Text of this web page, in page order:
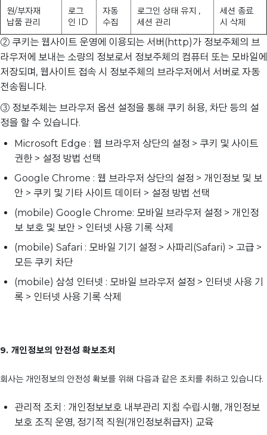
원/부자재
납품 관리
로그
인 ID
자동
수집
로그인 상태 유지 ,
세션 관리
세션 종료
시 삭제
② 쿠키는 웹사이트 운영에 이용되는 서버(http)가 정보주체의 브
라우저에 보내는 소량의 정보로서 정보주체의 컴퓨터 또는 모바일에
저장되며, 웹사이트 접속 시 정보주체의 브라우저에서 서버로 자동
전송됩니다.
③ 정보주체는 브라우저 옵션 설정을 통해 쿠키 허용, 차단 등의 설
정을 할 수 있습니다.
Microsoft Edge : 웹 브라우저 상단의 설정 > 쿠키 및 사이트
권한 > 설정 방법 선택
Google Chrome : 웹 브라우저 상단의 설정 > 개인정보 및 보
안 > 쿠키 및 기타 사이트 데이터 > 설정 방법 선택
(mobile) Google Chrome: 모바일 브라우저 설정 > 개인정
보 보호 및 보안 > 인터넷 사용 기록 삭제
(mobile) Safari : 모바일 기기 설정 > 사파리(Safari) > 고급 >
모든 쿠키 차단
(mobile) 삼성 인터넷 : 모바일 브라우저 설정 > 인터넷 사용 기
록 > 인터넷 사용 기록 삭제
9. 개인정보의 안전성 확보조치
회사는 개인정보의 안전성 확보를 위해 다음과 같은 조치를 취하고 있습니다.
관리적 조치 : 개인정보보호 내부관리 지침 수립·시행, 개인정보
보호 조직 운영, 정기적 직원(개인정보취급자) 교육